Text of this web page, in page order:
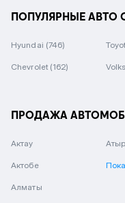
ПОПУЛЯРНЫЕ АВТО
Hyundai (746)
Chevrolet (162)
ПРОДАЖА
Актау
Актобе
Алматы